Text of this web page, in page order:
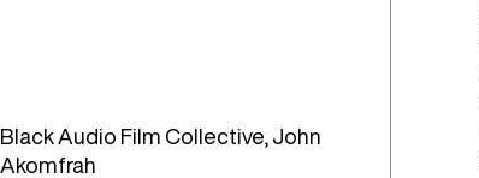
Black Audio Film Collective, John
Akomfrah